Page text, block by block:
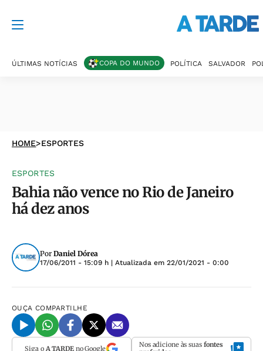
ÚLTIMAS NOTÍCIAS COPA DO MUNDO POLÍTICA SALVADOR
HOME>ESPORTES
ESPORTES
Bahia não vence no Rio de Janeiro
há dez anos
Por Daniel Dórea
17/06/2011 - 15:09 h | Atualizada em 22/01/2021 - 0:00
OUÇA COMPARTILHE
Siga o A TARDEno Google Nos adicione às suas fontes